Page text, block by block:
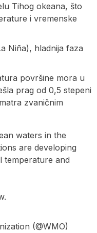
Tihog okeana, što
i vremenske
Niña), hladnija faza
površine mora u
prag od 0,5 stepeni
zvaničnim
waters in the
are developing
temperature and
(@WMO)